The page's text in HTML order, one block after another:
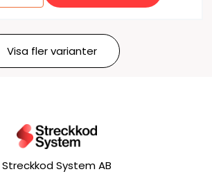
Visa fler varianter
Streckkod System AB